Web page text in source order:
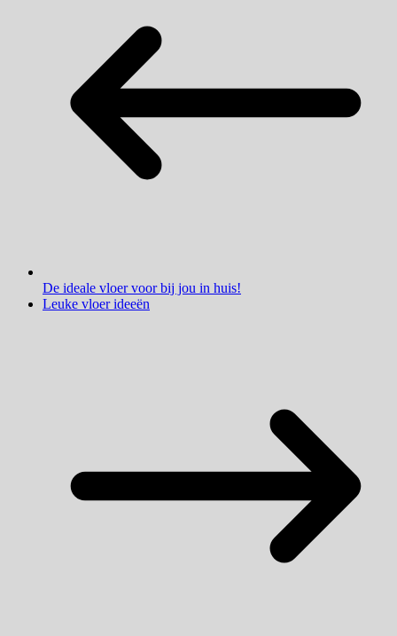
De ideale vloer voor bij jou in huis!
Leuke vloer ideeën